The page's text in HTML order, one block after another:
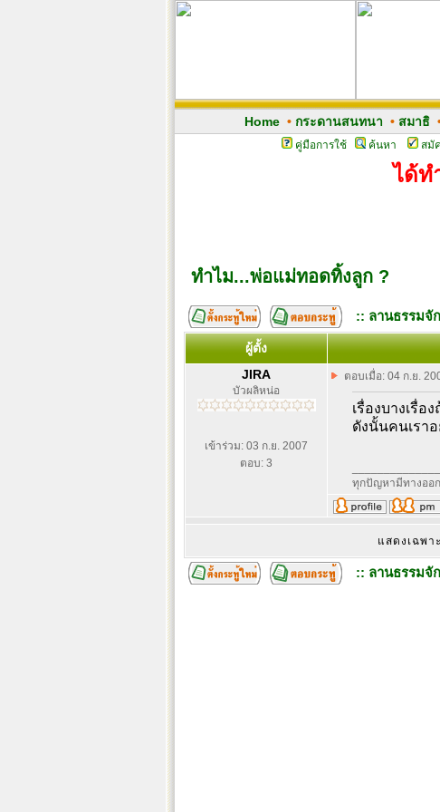
Home• กระดานสนทนา • สมาธิ
คู่มือการใช้ ค้นหา สมั
ได้ท
ทำไม...พ่อแม่ทอดทิ้งลูก ?
:: ลานธรรมจั
ผู้ตั้ง
JIRA
บัวผลิหน่อ
เข้าร่วม: 03 ก.ย. 2007
ตอบ: 3
ตอบเมื่อ: 04 ก.ย.
เรื่องบางเรื่
ดังนั้นคนเรา
ทุกปัญหามีทางออก
แสดงเฉพา
:: ลานธรรมจั